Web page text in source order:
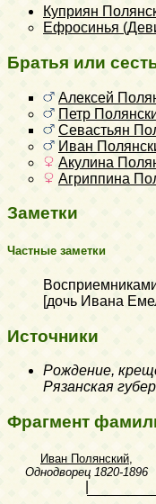
Куприян
Ефросинья
Братья или
Алексей
Петр
Севастьян
Иван
Акулина
Агриппина
Заметки
Частные заметки
[дочь Ивана
Источники
Рождение,
Рязанская
Фрагмент
Иван Полянский
Однодворец 1820-1896